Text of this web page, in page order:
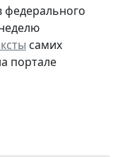
федерального
самих
портале